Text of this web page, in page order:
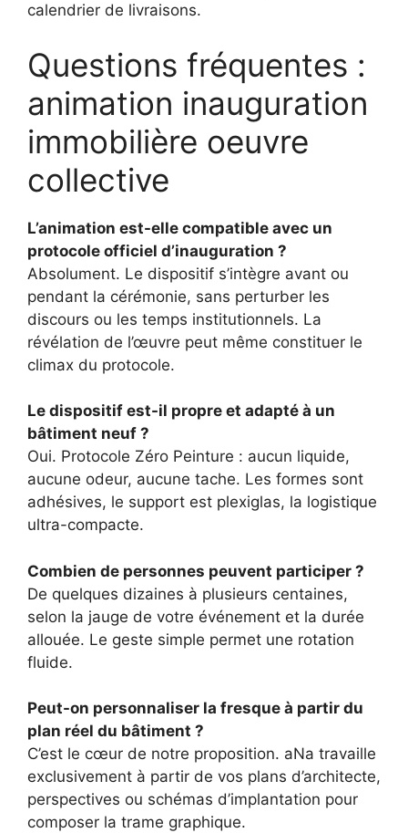
calendrier de livraisons.
Questions fréquentes :
animation inauguration
immobilière oeuvre
collective
L’animation est-elle compatible avec un
protocole officiel d’inauguration ?
Absolument. Le dispositif s’intègre avant ou
pendant la cérémonie, sans perturber les
discours ou les temps institutionnels. La
révélation de l’œuvre peut même constituer le
climax du protocole.
Le dispositif est-il propre et adapté à un
bâtiment neuf ?
Oui. Protocole Zéro Peinture : aucun liquide,
aucune odeur, aucune tache. Les formes sont
adhésives, le support est plexiglas, la logistique
ultra-compacte.
Combien de personnes peuvent participer ?
De quelques dizaines à plusieurs centaines,
selon la jauge de votre événement et la durée
allouée. Le geste simple permet une rotation
fluide.
Peut-on personnaliser la fresque à partir du
plan réel du bâtiment ?
C’est le cœur de notre proposition. aNa travaille
exclusivement à partir de vos plans d’architecte,
perspectives ou schémas d’implantation pour
composer la trame graphique.